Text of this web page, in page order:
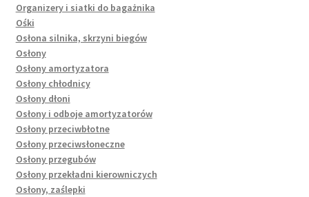
Organizery i siatki do bagażnika
Ośki
Osłona silnika, skrzyni biegów
Osłony
Osłony amortyzatora
Osłony chłodnicy
Osłony dłoni
Osłony i odboje amortyzatorów
Osłony przeciwbłotne
Osłony przeciwsłoneczne
Osłony przegubów
Osłony przekładni kierowniczych
Osłony, zaślepki